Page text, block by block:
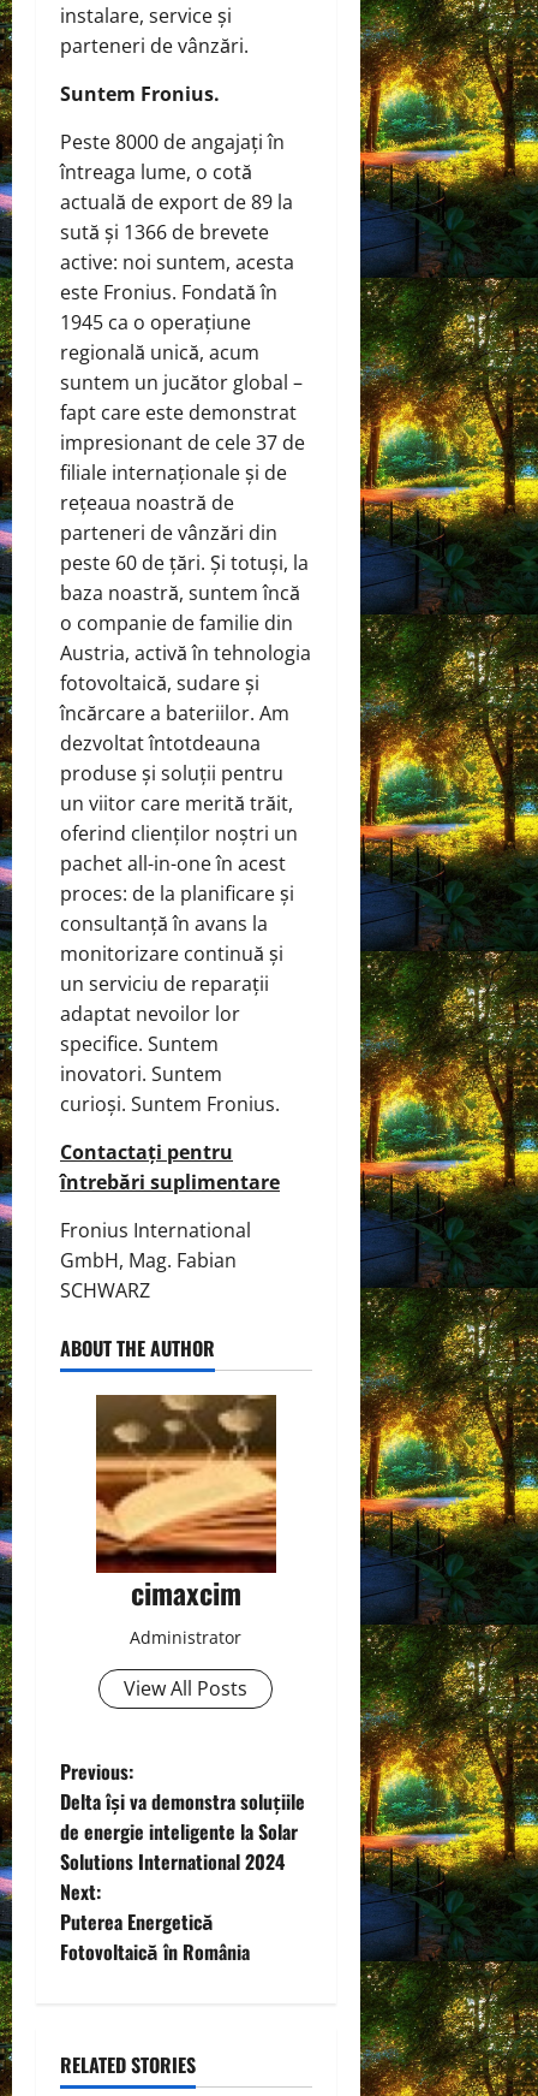
instalare, service și
parteneri de vânzări.
Suntem Fronius.
Peste 8000 de angajați în
întreaga lume, o cotă
actuală de export de 89 la
sută și 1366 de brevete
active: noi suntem, acesta
este Fronius. Fondată în
1945 ca o operațiune
regională unică, acum
suntem un jucător global –
fapt care este demonstrat
impresionant de cele 37 de
filiale internaționale și de
rețeaua noastră de
parteneri de vânzări din
peste 60 de țări. Și totuși, la
baza noastră, suntem încă
o companie de familie din
Austria, activă în tehnologia
fotovoltaică, sudare și
încărcare a bateriilor. Am
dezvoltat întotdeauna
produse și soluții pentru
un viitor care merită trăit,
oferind clienților noștri un
pachet all-in-one în acest
proces: de la planificare și
consultanță în avans la
monitorizare continuă și
un serviciu de reparații
adaptat nevoilor lor
specifice. Suntem
inovatori. Suntem
curioși. Suntem Fronius.
Contactați pentru
întrebări suplimentare
Fronius International
GmbH, Mag. Fabian
SCHWARZ
ABOUT THE AUTHOR
cimaxcim
Administrator
View All Posts
P
o
s
t
v
Previous:
Delta își va demonstra soluțiile
de energie inteligente la Solar
Solutions International 2024
Next:
Puterea Energetică
Fotovoltaică în România
RELATED STORIES